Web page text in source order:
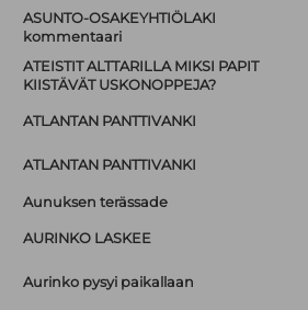
ASUNTO-OSAKEYHTIÖLAKI
kommentaari
ATEISTIT ALTTARILLA MIKSI PAPIT
KIISTÄVÄT USKONOPPEJA?
ATLANTAN PANTTIVANKI
ATLANTAN PANTTIVANKI
Aunuksen terässade
AURINKO LASKEE
Aurinko pysyi paikallaan